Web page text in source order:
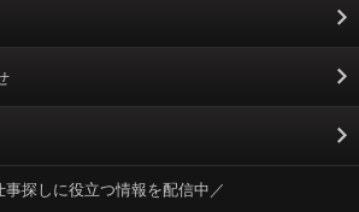
ついて
事探しに役立つ情報を配信中／